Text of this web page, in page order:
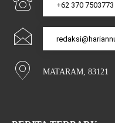
+62 370 7503773
MATARAM, 83121